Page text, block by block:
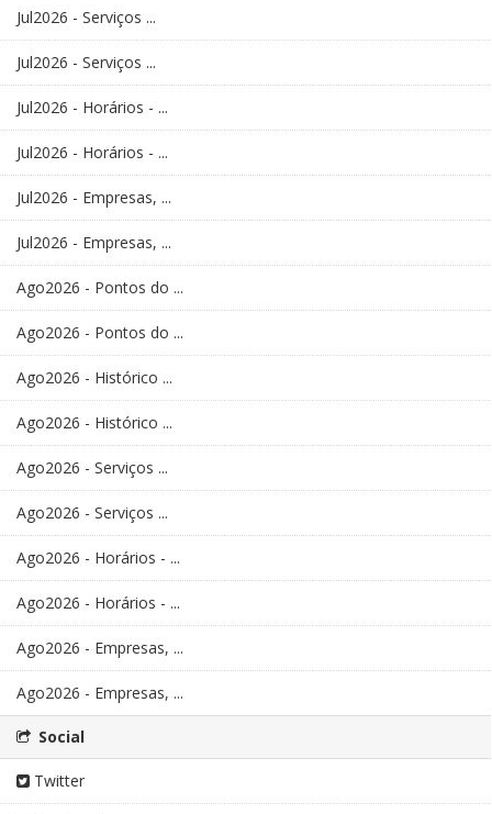
Jul2026 - Serviços ...
Jul2026 - Serviços ...
Jul2026 - Horários - ...
Jul2026 - Horários - ...
Jul2026 - Empresas, ...
Jul2026 - Empresas, ...
Ago2026 - Pontos do ...
Ago2026 - Pontos do ...
Ago2026 - Histórico ...
Ago2026 - Histórico ...
Ago2026 - Serviços ...
Ago2026 - Serviços ...
Ago2026 - Horários - ...
Ago2026 - Horários - ...
Ago2026 - Empresas, ...
Ago2026 - Empresas, ...
Social
Twitter